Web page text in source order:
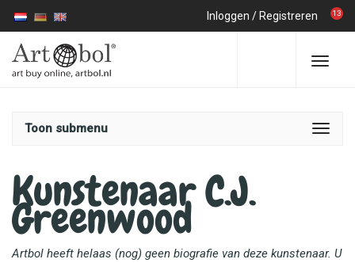
Inloggen / Registreren 13
Toon submenu
Kunstenaar C.J.
Greenwood
Artbol heeft helaas (nog) geen biografie van deze kunstenaar. U